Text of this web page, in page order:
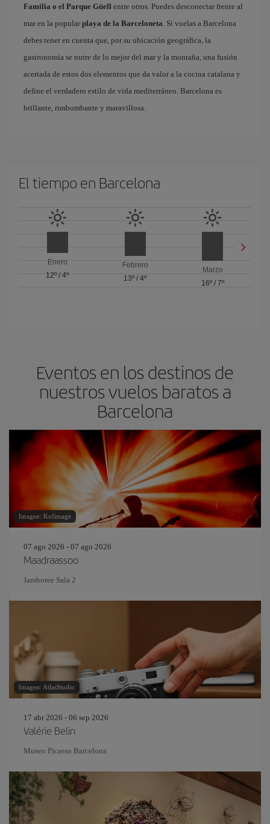
Familia o el Parque Güell entre otros. Puedes desconectar frente al
mar en la popular playa de la Barceloneta. Si vuelas a Barcelona
debes tener en cuenta que, por su ubicación geográfica, la
gastronomía se nutre de lo mejor del mar y la montaña, una fusión
acertada de estos dos elementos que da valor a la cocina catalana y
define el verdadero estilo de vida mediterráneo. Barcelona es
brillante, rimbombante y maravillosa.
El tiempo en Barcelona
Enero
12º/4º
Febrero
13º / 4º
Marzo
16º/ 7º
Eventos en los destinos de
nuestros vuelos baratos a
Barcelona
Imagen: Kofimage
07 ago 2026 - 07 ago 2026
Maadraassoo
Jamboree Sala 2
Imagen: AtlasStudio
17 abr 2026 - 06 sep 2026
Valérie Belin
Museo Picasso Barcelona